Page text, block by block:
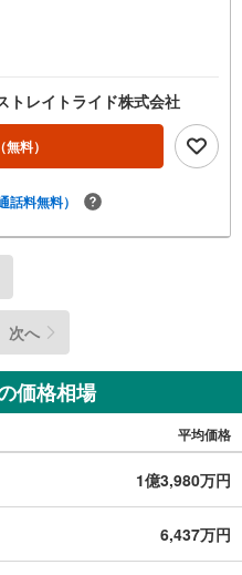
レイトライド株式会社
（無料）
話料無料）
次へ
価格相場
平均価格
1億3,980万円
6,437万円